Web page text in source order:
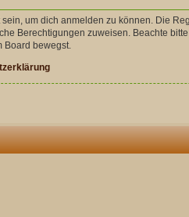
um dich anmelden zu können. Die
Berechtigungen zuweisen. Beachte
Board bewegst.